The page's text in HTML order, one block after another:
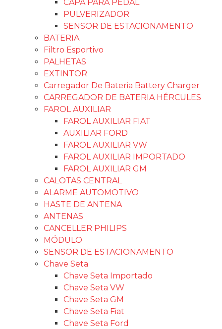
CAPA PARA PEDAL
PULVERIZADOR
SENSOR DE ESTACIONAMENTO
BATERIA
Filtro Esportivo
PALHETAS
EXTINTOR
Carregador De Bateria Battery Charger
CARREGADOR DE BATERIA HÉRCULES
FAROL AUXILIAR
FAROL AUXILIAR FIAT
AUXILIAR FORD
FAROL AUXILIAR VW
FAROL AUXILIAR IMPORTADO
FAROL AUXILIAR GM
CALOTAS CENTRAL
ALARME AUTOMOTIVO
HASTE DE ANTENA
ANTENAS
CANCELLER PHILIPS
MÓDULO
SENSOR DE ESTACIONAMENTO
Chave Seta
Chave Seta Importado
Chave Seta VW
Chave Seta GM
Chave Seta Fiat
Chave Seta Ford